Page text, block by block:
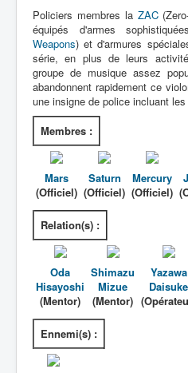
Lexique
Dennô keisatsu
察 サイバーコップ
cerveau
Personnages
Mechas
Lieux
Épisodes
Chronologie
Fanservice
Cybercops
Policiers membres la ZAC
équipés d'armes
Weapons) et d'armures
série, en plus de leurs
groupe de musique assez
abandonnent rapidement ce
une insigne de police incluant
Membres :
Mars
(Officiel)
Saturn
(Officiel)
Mercury
(Officiel)
Relation(s) :
Oda
Hisayoshi
(Mentor)
Shimazu
Mizue
(Mentor)
Yazawa
Daisuke
Ennemi(s) :